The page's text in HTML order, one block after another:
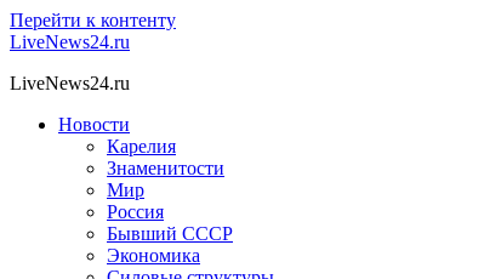
Перейти к контенту
LiveNews24.ru
LiveNews24.ru
Новости
Карелия
Знаменитости
Мир
Россия
Бывший СССР
Экономика